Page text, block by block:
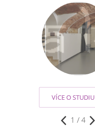
VÍCE O STUDIU
2 / 4